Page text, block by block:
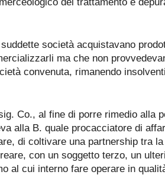
società acquistavano
ma che non
convenuta, rimanendo
Co., al fine di porre rimedio alla
alla B. quale procacciatore di
di coltivare una partnership tra
con un soggetto terzo, un
al cui interno fare operare in